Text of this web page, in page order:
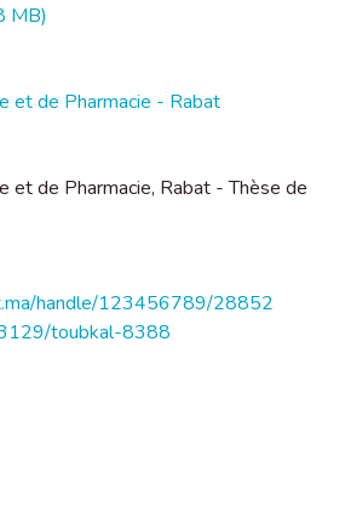
MB)
et de Pharmacie - Rabat
et de Pharmacie, Rabat - Thèse de
handle/123456789/28852
toubkal-8388